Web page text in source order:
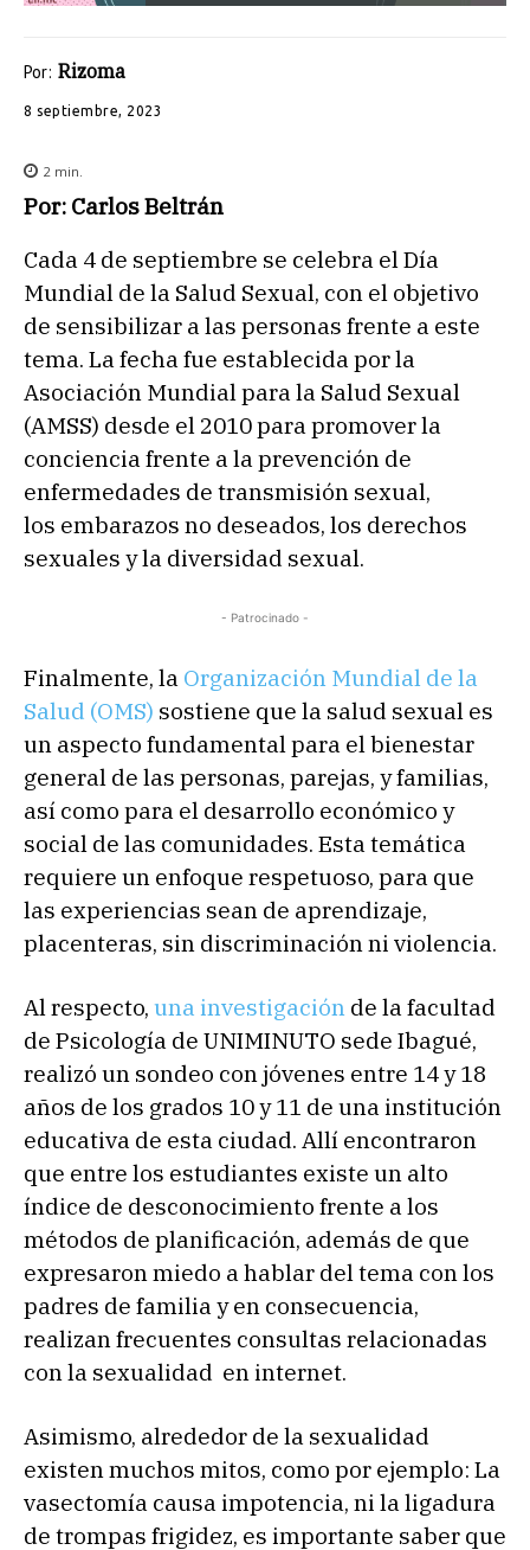
Por: Rizoma
8 septiembre, 2023
2 min.
Por: Carlos Beltrán
Cada 4 de septiembre se celebra el Día
Mundial de la Salud Sexual, con el objetivo
de sensibilizar a las personas frente a este
tema. La fecha fue establecida por la
Asociación Mundial para la Salud Sexual
(AMSS) desde el 2010 para promover la
conciencia frente a la prevención de
enfermedades de transmisión sexual,
los embarazos no deseados, los derechos
sexuales y la diversidad sexual.
- Patrocinado -
Finalmente, la Organización Mundial de la
Salud (OMS) sostiene que la salud sexual es
un aspecto fundamental para el bienestar
general de las personas, parejas, y familias,
así como para el desarrollo económico y
social de las comunidades. Esta temática
requiere un enfoque respetuoso, para que
las experiencias sean de aprendizaje,
placenteras, sin discriminación ni violencia.
Al respecto, una investigación de la facultad
de Psicología de UNIMINUTO sede Ibagué,
realizó un sondeo con jóvenes entre 14 y 18
años de los grados 10 y 11 de una institución
educativa de esta ciudad. Allí encontraron
que entre los estudiantes existe un alto
índice de desconocimiento frente a los
métodos de planificación, además de que
expresaron miedo a hablar del tema con los
padres de familia y en consecuencia,
realizan frecuentes consultas relacionadas
con la sexualidad en internet.
Asimismo, alrededor de la sexualidad
existen muchos mitos, como por ejemplo: La
vasectomía causa impotencia, ni la ligadura
de trompas frigidez, es importante saber que